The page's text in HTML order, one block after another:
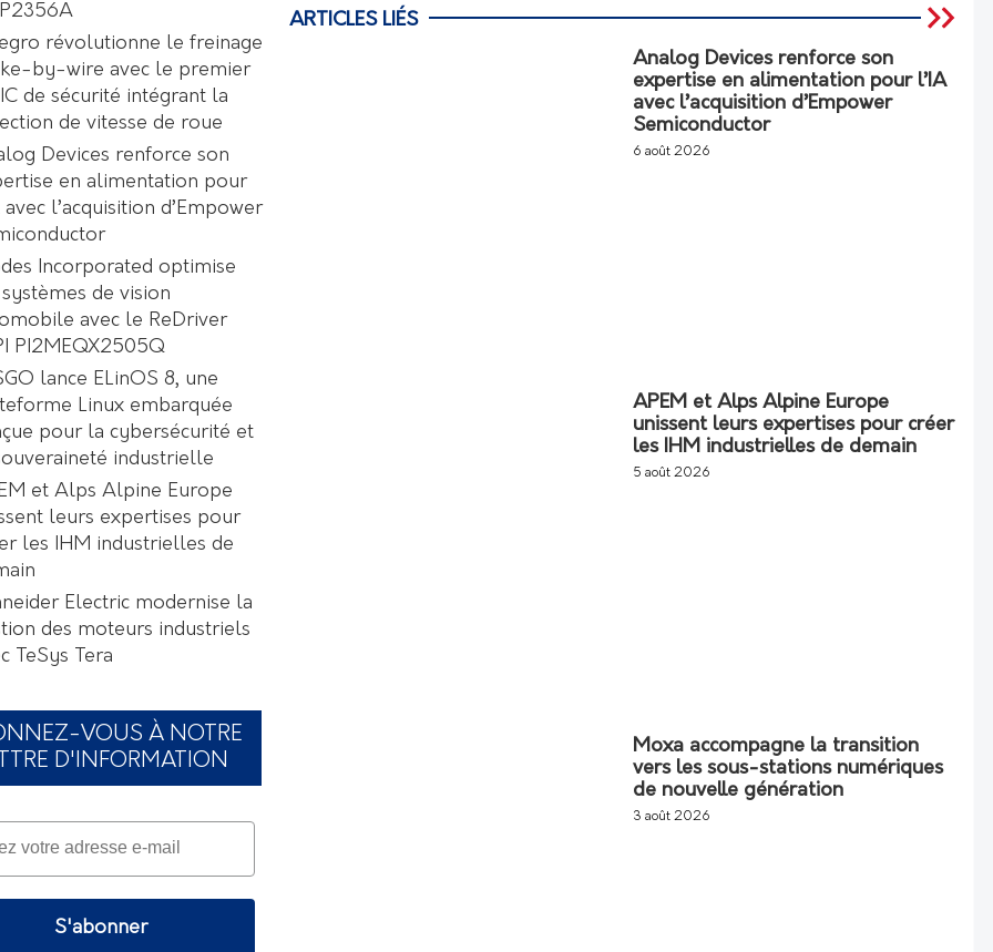
ARTICLES LIÉS
Analog Devices renforce son
expertise en alimentation pour l’IA
avec l’acquisition d’Empower
Semiconductor
6 août 2026
APEM et Alps Alpine Europe
unissent leurs expertises pour créer
les IHM industrielles de demain
5 août 2026
Moxa accompagne la transition
vers les sous-stations numériques
de nouvelle génération
3 août 2026
révolutionne le freinage
by-wire avec le premier
de sécurité intégrant la
de vitesse de roue
Devices renforce son
en alimentation pour
avec l’acquisition d’Empower
Incorporated optimise
de vision
avec le ReDriver
PI2MEQX2505Q
lance ELinOS 8, une
Linux embarquée
pour la cybersécurité et
industrielle
et Alps Alpine Europe
leurs expertises pour
les IHM industrielles de
Electric modernise la
des moteurs industriels
TeSys Tera
VOUS À NOTRE
D'INFORMATION
S'abonner